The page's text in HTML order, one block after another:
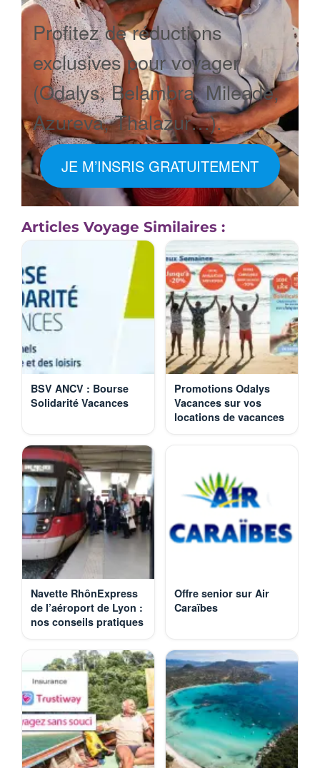
Profitez de réductions
exclusives pour voyager
(Odalys, Belambra, Mileade,
Azureva, Thalazur…).
JE M’INSRIS GRATUITEMENT
Articles Voyage Similaires :
BSV ANCV : Bourse
Solidarité Vacances
Promotions Odalys
Vacances sur vos
locations de vacances
Navette RhônExpress
de l’aéroport de Lyon :
nos conseils pratiques
Offre senior sur Air
Caraïbes